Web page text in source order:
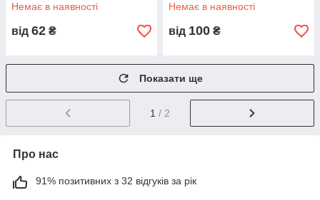
Немає в наявності
від 62 ₴
Немає в наявності
від 100 ₴
Показати ще
1 / 2
Про нас
91% позитивних з 32 відгуків за рік